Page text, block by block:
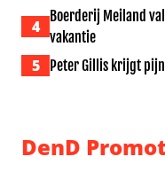
4
Boerderij Meiland
vakantie
5 Peter Gillis krijgt
DenD